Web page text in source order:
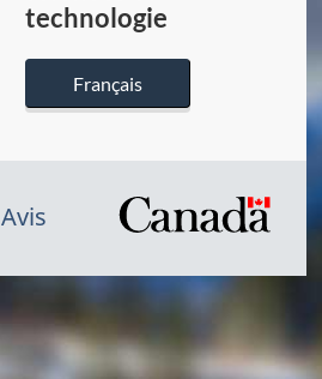
Canada
technologie
Français
Avis
/